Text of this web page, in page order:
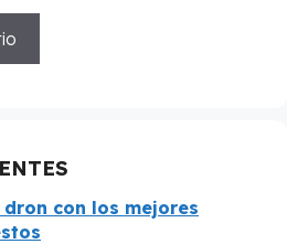
con los mejores